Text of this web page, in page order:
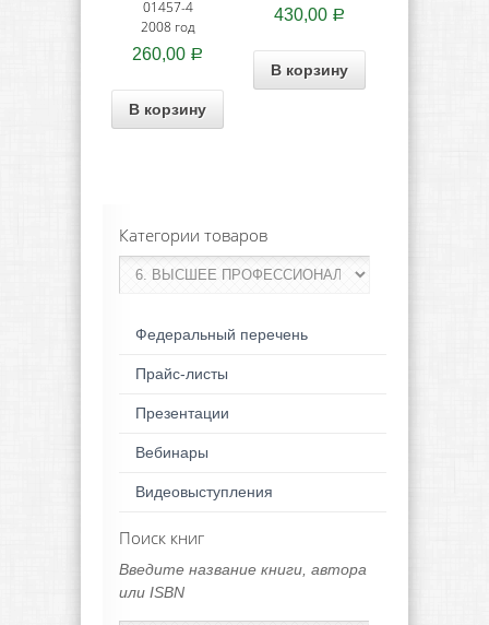
01457-4
2008 год
260,00 Р
В корзину
430,00 Р
В корзину
Категории товаров
Федеральный перечень
Прайс-листы
Презентации
Вебинары
Видеовыступления
Поиск книг
Введите название книги, автора
или ISBN